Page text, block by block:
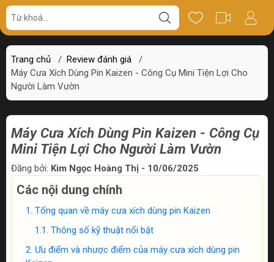
Trang chủ / Review đánh giá
/
Máy Cưa Xích Dùng Pin Kaizen - Công Cụ Mini Tiện Lợi Cho
Người Làm Vườn
Máy Cưa Xích Dùng Pin Kaizen - Công Cụ
Mini Tiện Lợi Cho Người Làm Vườn
Đăng bởi: Kim Ngọc Hoàng Thị - 10/06/2025
Các nội dung chính
Tổng quan về máy cưa xích dùng pin Kaizen
Thông số kỹ thuật nổi bật
Ưu điểm và nhược điểm của máy cưa xích dùng pin